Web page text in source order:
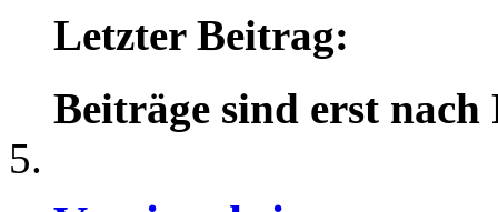
Letzter Beitrag:
Beiträge sind erst